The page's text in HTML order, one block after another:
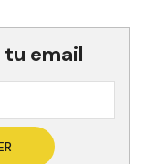
tu email